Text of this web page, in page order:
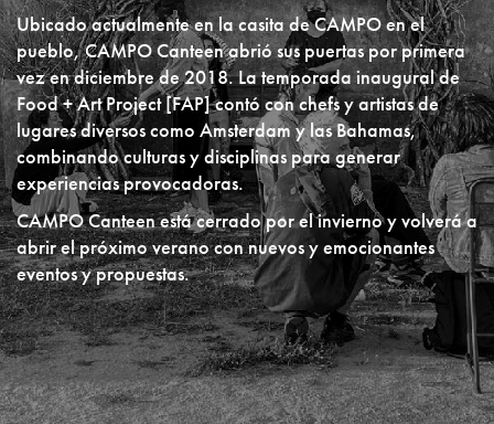
Ubicado actualmente en la casita de CAMPO en el
pueblo, CAMPO Canteen abrió sus puertas por primera
vez en diciembre de 2018. La temporada inaugural de
Food + Art Project [FAP] contó con chefs y artistas de
lugares diversos como Amsterdam y las Bahamas,
combinando culturas y disciplinas para generar
experiencias provocadoras.
CAMPO Canteen está cerrado por el invierno y volverá a
abrir el próximo verano con nuevos y emocionantes
eventos y propuestas.